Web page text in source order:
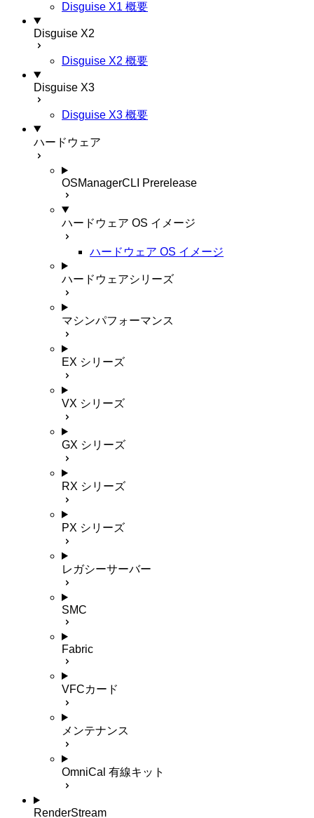
Disguise X1 概要
Disguise X2
Disguise X2 概要
Disguise X3
Disguise X3 概要
ハードウェア
OSManagerCLI Prerelease
ハードウェア OS イメージ
ハードウェア OS イメージ
ハードウェアシリーズ
マシンパフォーマンス
EX シリーズ
VX シリーズ
GX シリーズ
RX シリーズ
PX シリーズ
レガシーサーバー
SMC
Fabric
VFCカード
メンテナンス
OmniCal 有線キット
RenderStream